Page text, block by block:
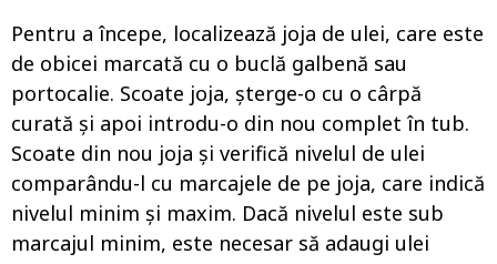
Pentru a începe, localizează joja de ulei, care este
de obicei marcată cu o buclă galbenă sau
portocalie. Scoate joja, șterge-o cu o cârpă
curată și apoi introdu-o din nou complet în tub.
Scoate din nou joja și verifică nivelul de ulei
comparându-l cu marcajele de pe joja, care indică
nivelul minim și maxim. Dacă nivelul este sub
marcajul minim, este necesar să adaugi ulei